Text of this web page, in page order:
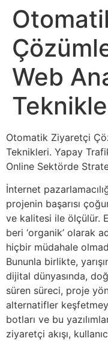
Web
Otomatik Ziyaretçi
Teknikleri. Yapay
Online Sektörde
İnternet
projenin başarısı
ve kalitesi ile ölçülür.
beri ‘organik’ olarak
hiçbir müdahale
Bununla birlikte,
dijital dünyasında,
süren süreci, proje
alternatifler
botları ve bu
ziyaretçi akışı,